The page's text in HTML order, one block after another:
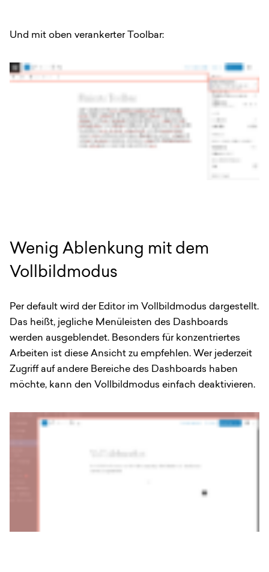
Und mit oben verankerter Toolbar:
Wenig Ablenkung mit dem
Vollbildmodus
Per default wird der Editor im Vollbildmodus dargestellt.
Das heißt, jegliche Menüleisten des Dashboards
werden ausgeblendet. Besonders für konzentriertes
Arbeiten ist diese Ansicht zu empfehlen. Wer jederzeit
Zugriff auf andere Bereiche des Dashboards haben
möchte, kann den Vollbildmodus einfach deaktivieren.